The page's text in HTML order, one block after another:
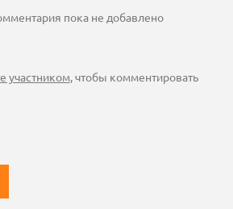
пока не добавлено
участником, чтобы комментировать